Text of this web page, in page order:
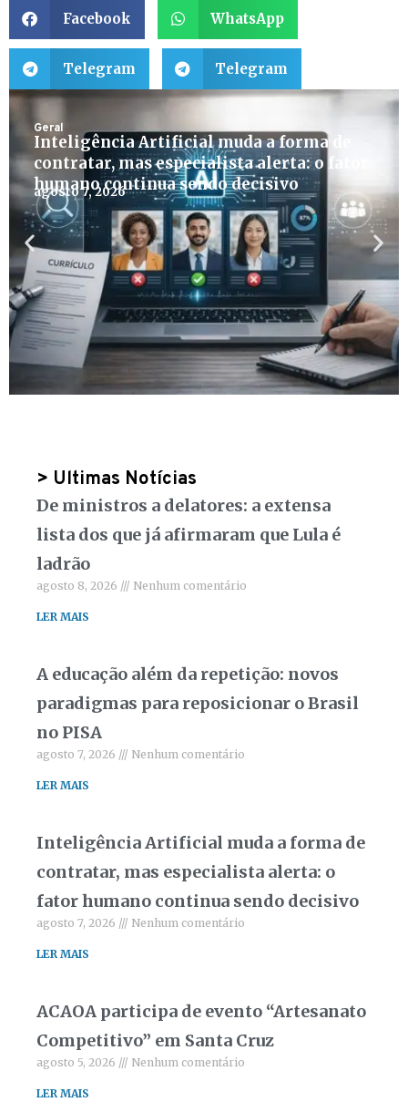
Facebook WhatsApp
Telegram Telegram
Geral
Inteligência Artificial muda a forma de
contratar, mas especialista alerta: o fator
humano continua sendo decisivo
agosto 7, 2026
> Ultimas Notícias
De ministros a delatores: a extensa
lista dos que já afirmaram que Lula é
ladrão
agosto 8, 2026 Nenhum comentário
LER MAIS
A educação além da repetição: novos
paradigmas para reposicionar o Brasil
no PISA
agosto 7, 2026 Nenhum comentário
LER MAIS
Inteligência Artificial muda a forma de
contratar, mas especialista alerta: o
fator humano continua sendo decisivo
agosto 7, 2026 Nenhum comentário
LER MAIS
ACAOA participa de evento “Artesanato
Competitivo” em Santa Cruz
agosto 5, 2026 Nenhum comentário
LER MAIS